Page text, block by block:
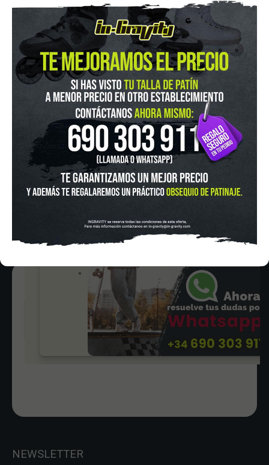
Bolsas
Herramientas
In-Gravity roller&skate shop
IN-GRAVITY MADRID RETIRO
Pza. Mariano de Cavia, 2
915 524 553
in-gravity@in-gravity.com
HORARIO
Lunes a Viernes de 12:00 - 20:30
Sabado De 10:00 - 20:30
Domingo 10:00-15:00
NEWSLETTER